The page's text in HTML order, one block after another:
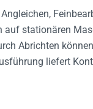
auf stationären
Abrichten
liefert